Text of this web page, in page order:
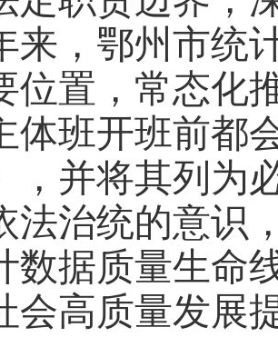
来， 鄂州市统
位置，常态化
体班开班前都
，并将其列为
法治统的意识
数据质量生命
会高质量发展